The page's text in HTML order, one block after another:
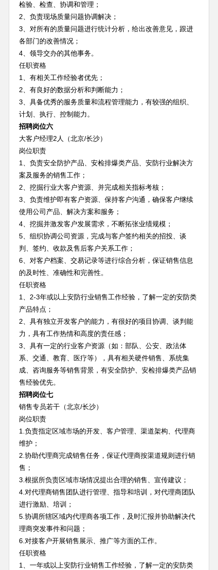
检验、检查、协调和管理；
2、负责现场质量问题协调解决；
3、对所有的质量问题进行统计分析，给出改善意见，跟进
各部门的改善情况；
4、领导交办的其他事务。
任职资格
1、有相关工作经验者优先；
2、有良好的数据分析和判断能力；
3、具备优秀的服务质量和流程管理能力，有较强的组织、
计划、执行、控制能力。
招聘岗位六
大客户经理2人（北京/长沙）
岗位职责
1、负责安全防护产品、安检排爆类产品、安防行业解决方
案及服务的销售工作；
2、挖掘行业大客户资源、并完成相关指标考核；
3、负责维护即有客户资源、保持客户沟通，确保客户继续
使用公司产品、解决方案和服务；
4、挖掘并激发客户发展需求，不断拓张业绩规模；
5、组织协调公司资源，完成与客户签约相关的招投、谈
判、签约、收款及售后客户关系工作；
6、对客户档案、交易记录等进行综合分析，保证销售信息
的及时性、准确性和完善性。
任职资格
1、2-3年或以上安防行业销售工作经验，了解一定的安防类
产品特点；
2、具有独立开发客户的能力，有很好的项目协调、谈判能
力，具有工作热情和高度的责任感；
3、具有一定的行业客户资源（如：部队、公安、政法体
系、交通、教育、医疗等），具有相关硬件销售、系统集
成、咨询服务等销售背景，有安全防护、安检排爆类产品销
售经验优先。
招聘岗位七
销售专员若干（北京/长沙）
岗位职责
1.负责指定区域市场的开发、客户管理、渠道架构、代理商
维护；
2.协助代理商完成销售任务，保证代理商按渠道规则进行销
售；
3.根据所负责区域市场情况提出合理的销售、宣传建议；
4.对代理商销售团队进行管理、指导和培训，对代理商团队
进行激励、培训；
5.协调所辖区域内代理商各项工作，及时汇报并协助解决代
理商突发事件和问题；
6.对接客户开展销售展示、推广等方面的工作。
任职资格
1、一年或以上安防行业销售工作经验，了解一定的安防类